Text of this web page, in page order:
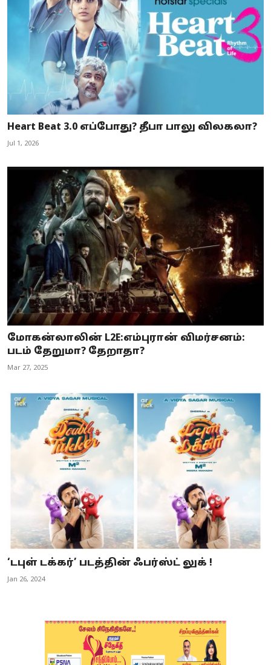
Heart Beat 3.0 எப்போது? தீபா பாலு விலகலா?
Jul 1, 2026
மோகன்லாலின் L2E:எம்புரான் விமர்சனம்:
படம் தேறுமா? தேறாதா?
Mar 27, 2025
‘டபுள் டக்கர்’ படத்தின் ஃபர்ஸ்ட் லுக் !
Jan 26, 2024